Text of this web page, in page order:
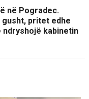
në Pogradec.
pritet edhe
ndryshojë kabinetin